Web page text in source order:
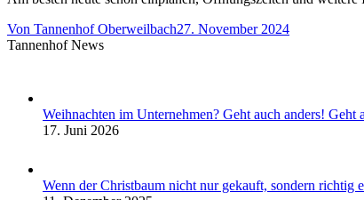
Von Tannenhof Oberweilbach27. November 2024
Tannenhof News
Weihnachten im Unternehmen? Geht auch anders!
17. Juni 2026
Wenn der Christbaum nicht nur gekauft, sondern